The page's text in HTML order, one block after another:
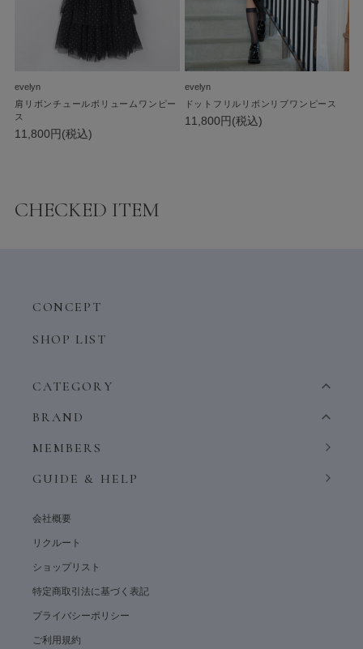
evelyn
肩リボンチュールボリュームワンピー
ス
11,800円(税込)
evelyn
ドットフリルリボンリブワンピース
11,800円(税込)
CHECKED ITEM
CONCEPT
SHOP LIST
CATEGORY
BRAND
MEMBERS
GUIDE & HELP
会社概要
リクルート
ショップリスト
特定商取引法に基づく表記
プライバシーポリシー
ご利用規約